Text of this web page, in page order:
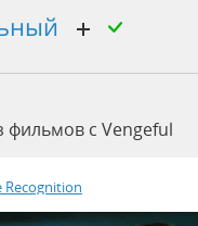
c Vengeful
Recognition